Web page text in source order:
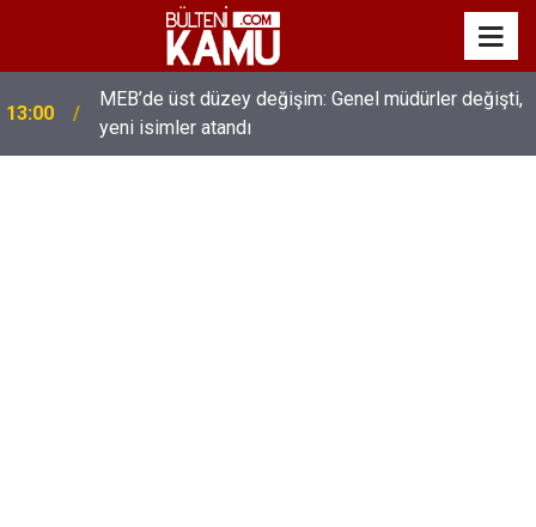
13:00
MEB’de üst düzey değişim: Genel müdürler değişti,
yeni isimler atandı